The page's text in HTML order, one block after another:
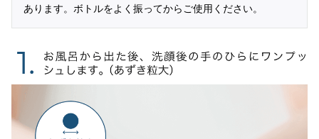
あります。ボトルをよく振ってからご使用ください。